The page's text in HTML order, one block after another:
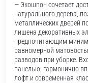
— Экошпон сочетает
натурального дерева,
металлических дверей
лишена декоративных
предпочитающим
равномерной
разводов при уборке.
панелью, гармонично
лофт и современная